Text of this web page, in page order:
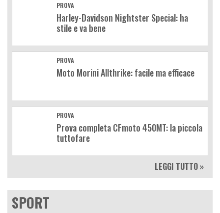
PROVA
Harley-Davidson Nightster Special: ha
stile e va bene
PROVA
Moto Morini Allthrike: facile ma efficace
PROVA
Prova completa CFmoto 450MT: la piccola
tuttofare
LEGGI TUTTO »
SPORT